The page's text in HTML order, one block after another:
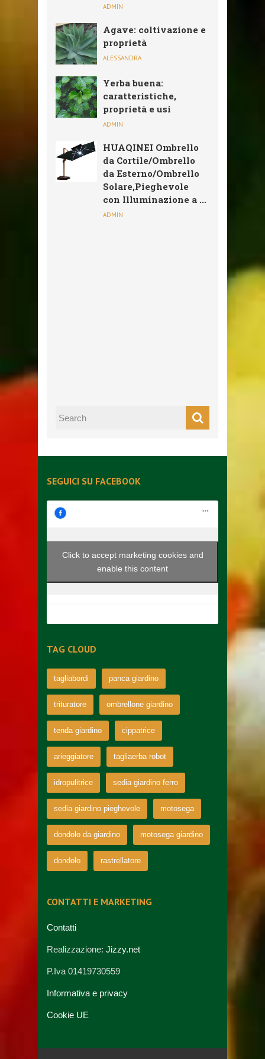
ADMIN
Agave: coltivazione e
proprietà
ALESSANDRA
Yerba buena:
caratteristiche,
proprietà e usi
ADMIN
HUAQINEI Ombrello
da Cortile/Ombrello
da Esterno/Ombrello
Solare,Pieghevole
con Illuminazione a ...
ADMIN
SEGUICI SU FACEBOOK
Click to accept marketing cookies and
enable this content
TAG CLOUD
tagliabordi panca giardino
trituratore ombrellone giardino
tenda giardino cippatrice
arieggiatore tagliaerba robot
idropulitrice sedia giardino ferro
sedia giardino pieghevole motosega
dondolo da giardino motosega giardino
dondolo rastrellatore
CONTATTI E MARKETING
Contatti
Realizzazione: Jizzy.net
P.Iva 01419730559
Informativa e privacy
Cookie UE